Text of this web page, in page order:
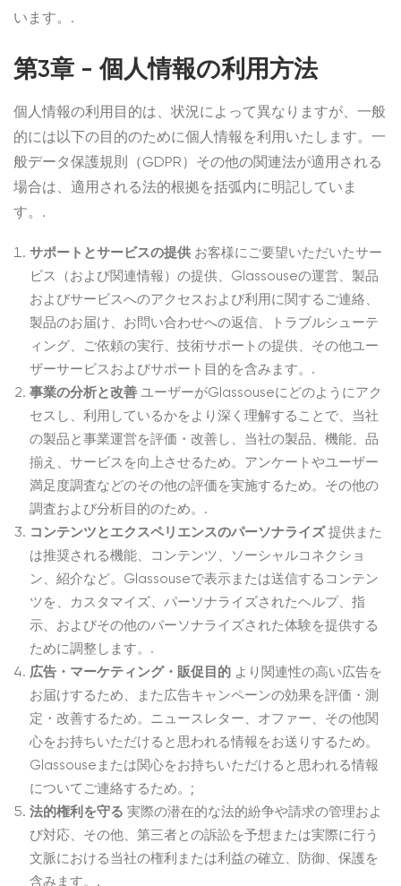
います。.
第3章 - 個人情報の利用方法
個人情報の利用目的は、状況によって異なりますが、一般
的には以下の目的のために個人情報を利用いたします。一
般データ保護規則（GDPR）その他の関連法が適用される
場合は、適用される法的根拠を括弧内に明記していま
す。.
サポートとサービスの提供 お客様にご要望いただいたサー
ビス（および関連情報）の提供、Glassouseの運営、製品
およびサービスへのアクセスおよび利用に関するご連絡、
製品のお届け、お問い合わせへの返信、トラブルシューテ
ィング、ご依頼の実行、技術サポートの提供、その他ユー
ザーサービスおよびサポート目的を含みます。.
事業の分析と改善 ユーザーがGlassouseにどのようにアク
セスし、利用しているかをより深く理解することで、当社
の製品と事業運営を評価・改善し、当社の製品、機能、品
揃え、サービスを向上させるため。アンケートやユーザー
満足度調査などのその他の評価を実施するため。その他の
調査および分析目的のため。.
コンテンツとエクスペリエンスのパーソナライズ提供また
は推奨される機能、コンテンツ、ソーシャルコネクショ
ン、紹介など。Glassouseで表示または送信するコンテン
ツを、カスタマイズ、パーソナライズされたヘルプ、指
示、およびその他のパーソナライズされた体験を提供する
ために調整します。.
広告・マーケティング・販促目的 より関連性の高い広告を
お届けするため、また広告キャンペーンの効果を評価・測
定・改善するため。ニュースレター、オファー、その他関
心をお持ちいただけると思われる情報をお送りするため。
Glassouseまたは関心をお持ちいただけると思われる情報
についてご連絡するため。;
法的権利を守る 実際の潜在的な法的紛争や請求の管理およ
び対応、その他、第三者との訴訟を予想または実際に行う
文脈における当社の権利または利益の確立、防御、保護を
含みます。.